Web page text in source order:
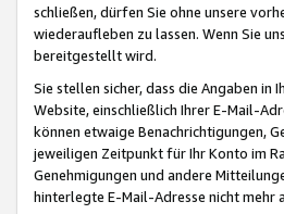
schließen, dürfen Sie ohne unsere
wiederaufleben zu lassen. Wenn Sie
bereitgestellt wird.
Sie stellen sicher, dass die Angaben
Website, einschließlich Ihrer E-Mail-
können etwaige Benachrichtigungen,
jeweiligen Zeitpunkt für Ihr Konto im
Genehmigungen und andere
hinterlegte E-Mail-Adresse nicht mehr